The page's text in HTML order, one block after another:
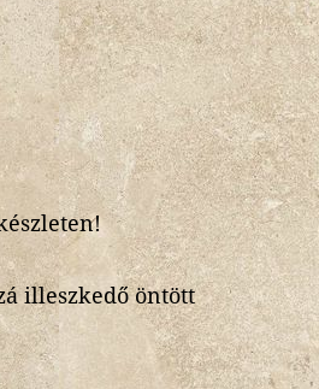
illeszkedő öntött